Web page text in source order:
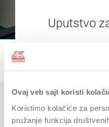
Ovaj veb sajt koristi
Koristimo kolačiće za
pružanje funkcija
Uputstvo
Požarni rizici